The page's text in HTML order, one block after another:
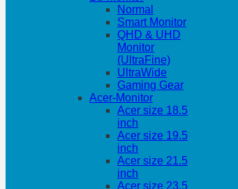
Normal
Smart Monitor
QHD & UHD
Monitor
(UltraFine)
UltraWide
Gaming Gear
Acer-Monitor
Acer size 18.5
inch
Acer size 19.5
inch
Acer size 21.5
inch
Acer size 23.5